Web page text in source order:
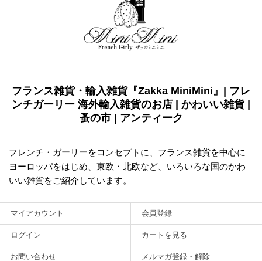
フランス雑貨・輸入雑貨『Zakka MiniMini』| フレ
ンチガーリー 海外輸入雑貨のお店 | かわいい雑貨 |
蚤の市 | アンティーク
フレンチ・ガーリーをコンセプトに、フランス雑貨を中心に
ヨーロッパをはじめ、東欧・北欧など、いろいろな国のかわ
いい雑貨をご紹介しています。
マイアカウント 会員登録
ログイン カートを見る
お問い合わせ メルマガ登録・解除